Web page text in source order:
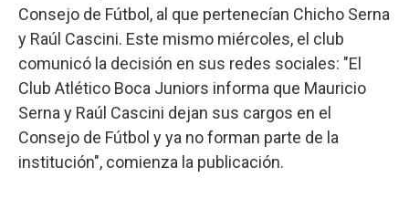
Consejo de Fútbol, al que pertenecían Chicho Serna
y Raúl Cascini. Este mismo miércoles, el club
comunicó la decisión en sus redes sociales: "El
Club Atlético Boca Juniors informa que Mauricio
Serna y Raúl Cascini dejan sus cargos en el
Consejo de Fútbol y ya no forman parte de la
institución", comienza la publicación.